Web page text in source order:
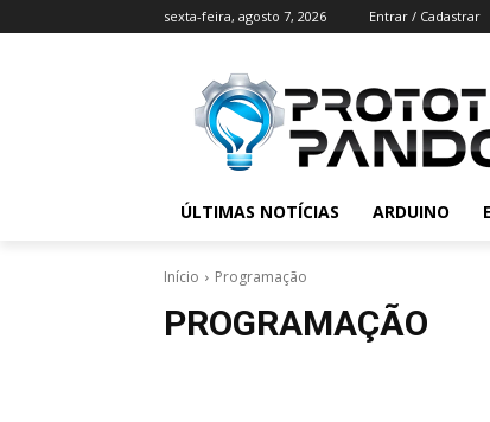
sexta-feira, agosto 7, 2026 Entrar / Cadastrar
ÚLTIMAS NOTÍCIAS ARDUINO
Início Programação
PROGRAMAÇÃO